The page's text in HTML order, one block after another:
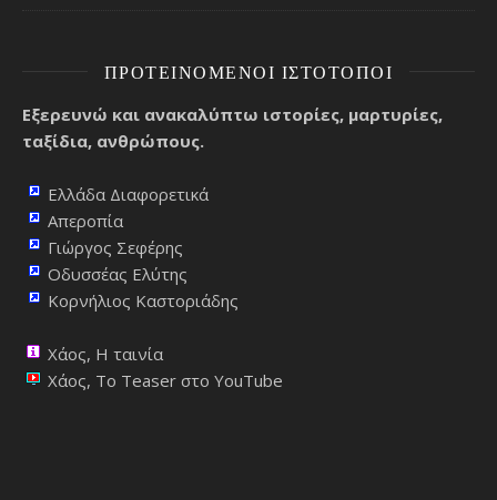
ΠΡΟΤΕΙΝΌΜΕΝΟΙ ΙΣΤΌΤΟΠΟΙ
Εξερευνώ και ανακαλύπτω ιστορίες, μαρτυρίες,
ταξίδια, ανθρώπους.
Ελλάδα Διαφορετικά
Απεροπία
Γιώργος Σεφέρης
Οδυσσέας Ελύτης
Κορνήλιος Καστοριάδης
Χάος, Η ταινία
Χάος, Το Teaser στο YouTube